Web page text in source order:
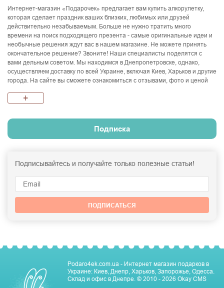
Интернет-магазин «Подарочек» предлагает вам купить алкорулетку,
которая сделает праздник ваших близких, любимых или друзей
действительно незабываемым. Больше не нужно тратить много
времени на поиск подходящего презента - самые оригинальные идеи и
необычные решения ждут вас в нашем магазине. Не можете принять
окончательное решение? Звоните! Наши специалисты поделятся с
вами дельным советом. Мы находимся в Днепропетровске, однако,
осуществляем доставку по всей Украине, включая Киев, Харьков и другие
города. На сайте вы сможете ознакомиться с отзывами, фото и ценой
настроение!
+
Подписка
Подписывайтесь и получайте только полезные статьи!
ПОДПИСАТЬСЯ
Podaro4ek.com.ua - Интернет магазин подарков в
Украине: Киев, Днепр, Харьков, Запорожье, Одесса.
Склад и офис в Днепре. © 2010 - 2026 Okay CMS